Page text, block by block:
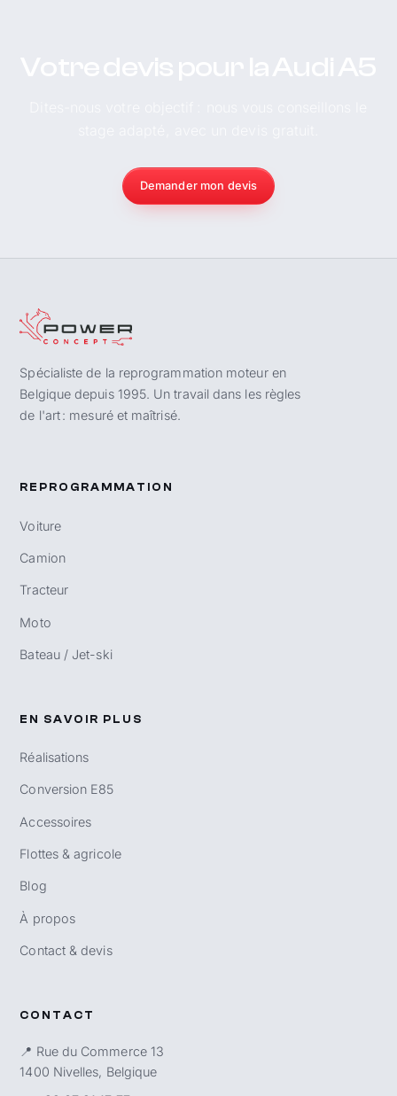
Demander mon devis
Spécialiste de la reprogrammation moteur en
Belgique depuis 1995. Un travail dans les règles
de l'art : mesuré et maîtrisé.
REPROGRAMMATION
Voiture
Camion
Tracteur
Moto
Bateau / Jet-ski
EN SAVOIR PLUS
Réalisations
Conversion E85
Accessoires
Flottes & agricole
Blog
À propos
Contact & devis
CONTACT
📍 Rue du Commerce 13
1400 Nivelles, Belgique